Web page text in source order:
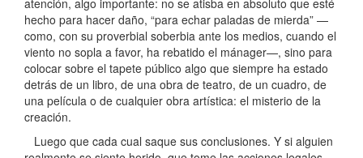
atención, algo importante: no se atisba en absoluto que esté
hecho para hacer daño, “para echar paladas de mierda” —
como, con su proverbial soberbia ante los medios, cuando el
viento no sopla a favor, ha rebatido el mánager—, sino para
colocar sobre el tapete público algo que siempre ha estado
detrás de un libro, de una obra de teatro, de un cuadro, de
una película o de cualquier obra artística: el misterio de la
creación.
Luego que cada cual saque sus conclusiones. Y si alguien